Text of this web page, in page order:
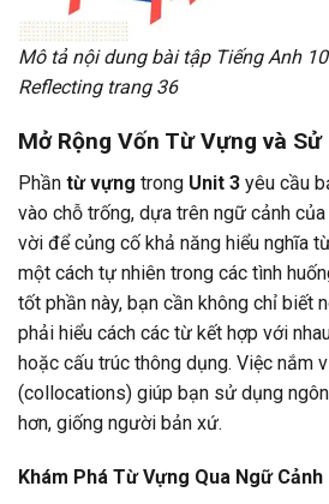
Mô tả nội dung bài tập Tiếng Anh
Reflecting trang 36
Mở Rộng Vốn Từ Vựng và Sử
Phần từ vựng trong Unit 3 yêu cầu
vào chỗ trống, dựa trên ngữ cảnh
vời để củng cố khả năng hiểu nghĩa
một cách tự nhiên trong các tình
tốt phần này, bạn cần không chỉ biết
phải hiểu cách các từ kết hợp với
hoặc cấu trúc thông dụng. Việc nắm
(collocations) giúp bạn sử dụng
hơn, giống người bản xứ.
Khám Phá Từ Vựng Qua Ngữ Cảnh